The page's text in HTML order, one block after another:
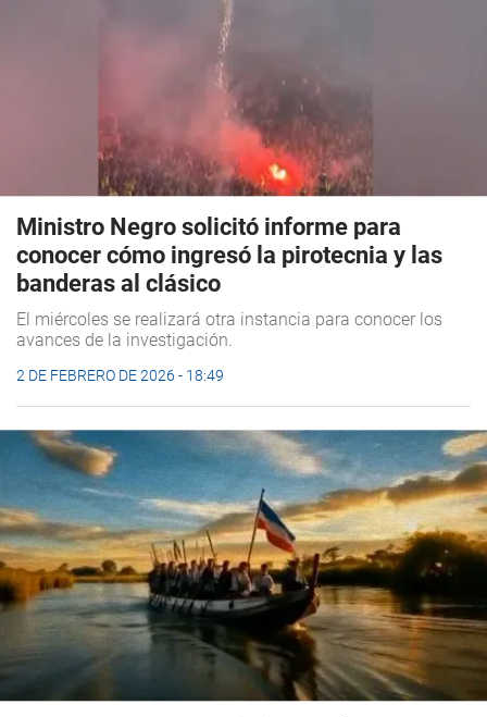
Ministro Negro solicitó informe para
conocer cómo ingresó la pirotecnia y las
banderas al clásico
El miércoles se realizará otra instancia para conocer los
avances de la investigación.
2 DE FEBRERO DE 2026 - 18:49